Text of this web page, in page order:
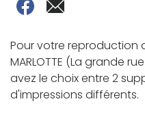
Pour votre reproduction
MARLOTTE (La grande
avez le choix entre 2
d'impressions différents.